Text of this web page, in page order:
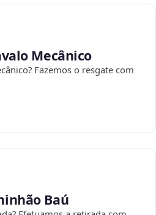
Mecânico
Fazemos o resgate com
Baú